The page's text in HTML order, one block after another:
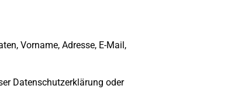
Vorname, Adresse, E-Mail,
Datenschutzerklärung oder